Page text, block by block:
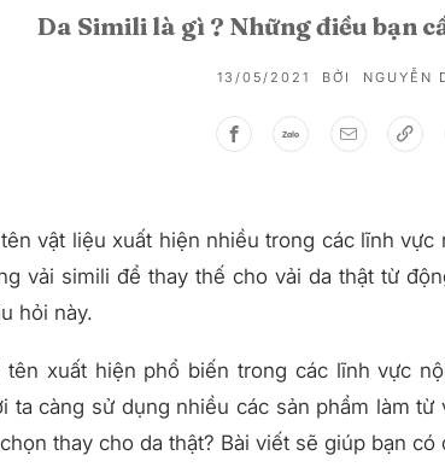
Da Simili là gì ? Những điều bạn
13/05/2021 BỞI NGUYỄN
vật liệu xuất hiện nhiều trong các lĩnh
vải simili để thay thế cho vải da thật từ
hỏi này.
tên xuất hiện phổ biến trong các lĩnh vực
ta càng sử dụng nhiều các sản phẩm làm
thay cho da thật? Bài viết sẽ giúp bạn